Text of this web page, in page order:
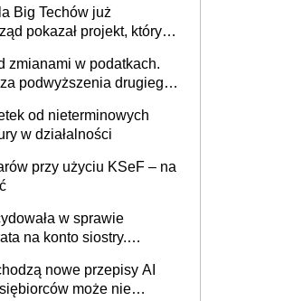
Big Techów już
pokazał projekt, który
zmianami w podatkach.
podwyższenia drugiego
od nieterminowych
w działalności
przy użyciu KSeF – na
w sprawie
na konto siostry.
jednak nie będzie
nowe przepisy AI
może nie